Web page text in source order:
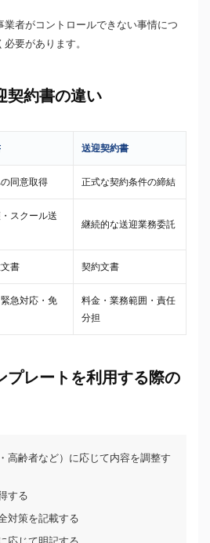
者がコントロールできない事情につ
要があります。
契約書の違い
送迎契約書
同意取得 正式な契約条件の締結
スクール送
継続的な送迎業務委託
書 契約文書
急対応・免
料金・業務範囲・責任
分担
プレートを利用する際の
高齢者など）に応じて内容を調整す
する
対策を記載する